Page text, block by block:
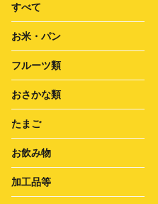
すべて
お米・パン
フルーツ類
おさかな類
たまご
お飲み物
加工品等